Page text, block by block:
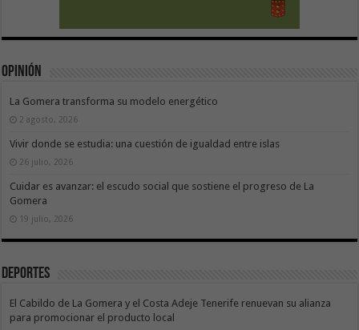
Opinión
La Gomera transforma su modelo energético
2 agosto, 2026
Vivir donde se estudia: una cuestión de igualdad entre islas
26 julio, 2026
Cuidar es avanzar: el escudo social que sostiene el progreso de La
Gomera
19 julio, 2026
Deportes
El Cabildo de La Gomera y el Costa Adeje Tenerife renuevan su alianza
para promocionar el producto local